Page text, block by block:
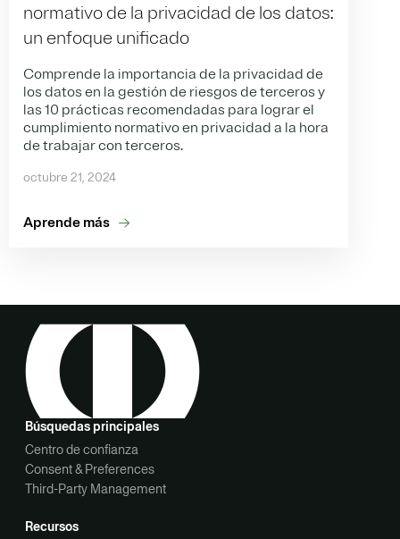
normativo de la privacidad de los datos:
un enfoque unificado
Comprende la importancia de la privacidad de
los datos en la gestión de riesgos de terceros y
las 10 prácticas recomendadas para lograr el
cumplimiento normativo en privacidad a la hora
de trabajar con terceros.
octubre 21, 2024
Aprende más
Búsquedas principales
Centro de confianza
Consent & Preferences
Third-Party Management
Recursos